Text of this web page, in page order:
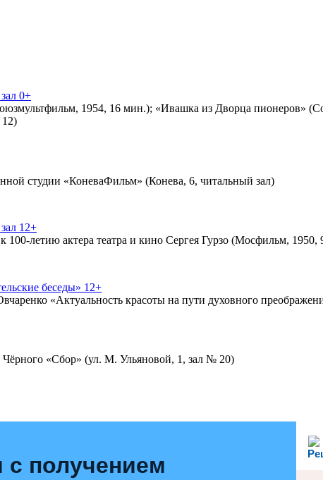
0+
1954, 16 мин.); «Ивашка из Дворца пионеров»
студии «КоневаФильм» (Конева, 6, читальный зал)
12+
летию актера театра и кино Сергея Гурзо (Мосфильм,
беседы» 12+
«Актуальность красоты на пути духовного
«Сбор» (ул. М. Ульяновой, 1, зал № 20)
получением